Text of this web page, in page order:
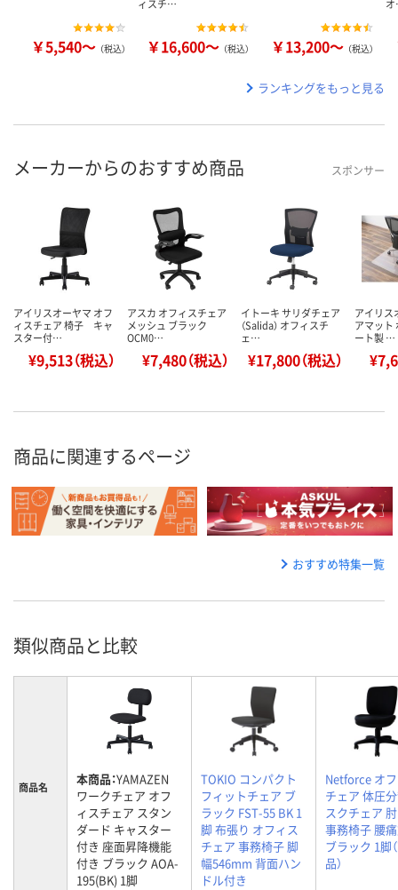
￥5,540～ （税込）
ィスチ…
￥16,600～ （税込） ￥13,200～ （税込）
ランキングをもっと見る
メーカーからのおすすめ商品 スポンサー
アイリスオーヤマ オフ
ィスチェア 椅子 キャ
スター付…
¥9,513（税込）
アスカ オフィスチェア
メッシュ ブラック
OCM0…
¥7,480（税込）
イトーキ サリダチェア
（Salida） オフィスチ
ェ…
¥17,800（税込）
アイリス
アマット
ート製 …
商品に関連するページ
おすすめ特集一覧
類似商品と比較
商品名 本商品：YAMAZEN
ワークチェア オフ
ィスチェア スタン
ダード キャスター
付き 座面昇降機能
付き ブラック AOA-
195(BK) 1脚
TOKIO コンパクト
フィットチェア ブ
ラック FST-55 BK 1
脚 布張り オフィス
チェア 事務椅子 脚
幅546mm 背面ハン
ドル付き
Netforce オ
チェア 体圧
スクチェア
事務椅子 腰
ブラック 1脚
品）